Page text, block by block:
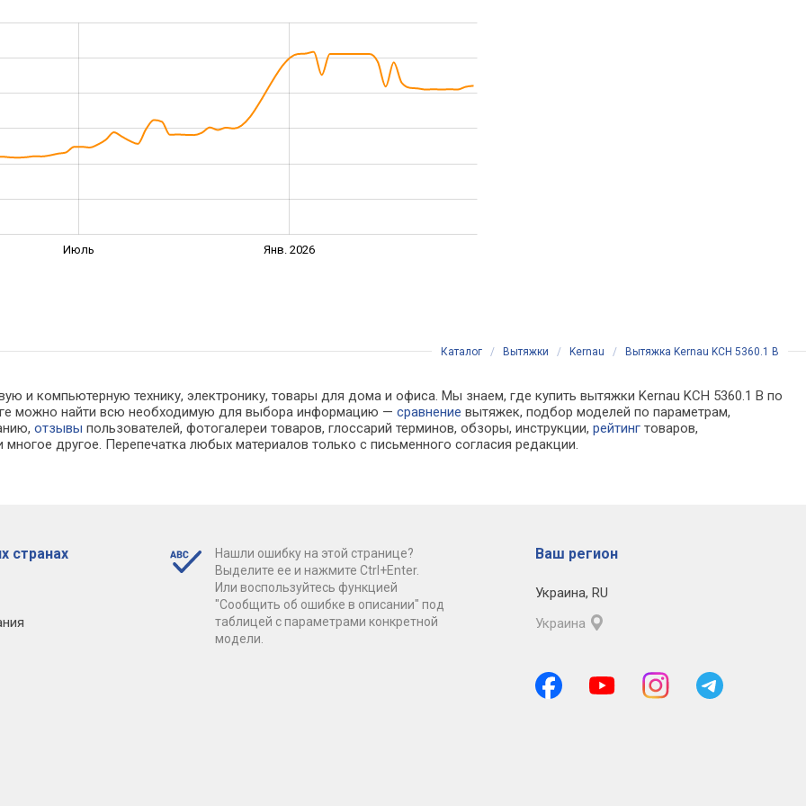
Июль Янв. 2026
Каталог / Вытяжки / Kernau / Вытяжка Kernau KCH 5360.1 B
и компьютерную технику, электронику, товары для дома и офиса. Мы знаем, где купить вытяжки Kernau KCH 5360.1 B по
можно найти всю необходимую для выбора информацию —сравнение вытяжек, подбор моделей по параметрам,
отзывы пользователей, фотогалереи товаров, глоссарий терминов, обзоры, инструкции,рейтинг товаров,
многое другое. Перепечатка любых материалов только с письменного согласия редакции.
странах
Нашли ошибку на этой странице?
Выделите ее и нажмите Ctrl+Enter.
Или воспользуйтесь функцией
"Сообщить об ошибке в описании" под
таблицей с параметрами конкретной
модели.
Ваш регион
Украина, RU
Украина